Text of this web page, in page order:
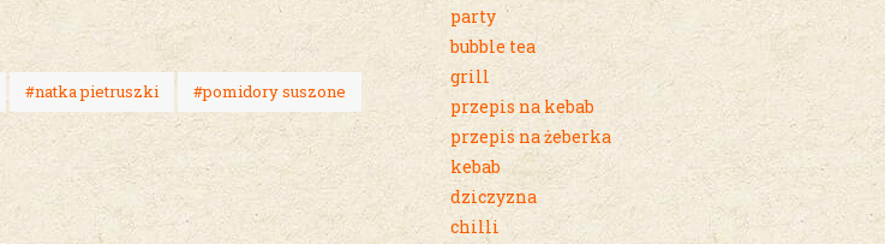
#natka pietruszki
#pomidory suszone
party
bubble tea
grill
przepis na kebab
przepis na żeberka
kebab
dziczyzna
chilli